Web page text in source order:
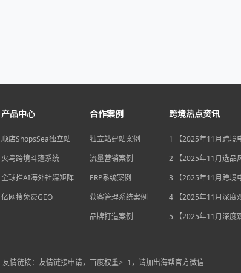
产品中心
顺店ShopsSea独立站
火鸟跨境斗篷系统
全球推AI海外社媒矩阵
亿网搜免费GEO
合作案例
独立站建站案例
流量营销案例
ERP系统案例
获客管理系统案例
品牌打造案例
跨境热点资讯
1 【2025年11月跨境
独立站流量自主权如
2 【2025年11月选品
后，跨境电商如何抢
3 【2025年11月跨境
宽，独立站卖家如何
4 【2025年11月深度
后，跨境电商如何用“
5 【2025年11月深度
友情链接：友情链接申请，百度权重>=1，请加出海帮官方微信